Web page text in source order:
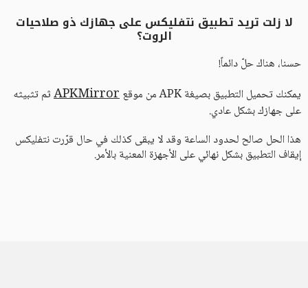
لا زلت تريد تطبيق نتفليكس على جهازك ذو صلاحيات
الروت؟
حسنا، هناك حلّ دائماً!
يمكنك تحميل التطبيق بصيغة APK من موقع
APKMirrorثم تثبيثه
على جهازك بشكل عادي.
هذا الحل صالح لحدود الساعة وقد لا يبقى كذلك في حال قرّرت نتفليكس
إيقاف التطبيق بشكل نهائي على الأجهزة المعنية بالأمر.